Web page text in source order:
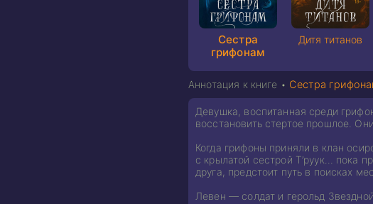
Сестра
грифонам
Дитя титанов
Аннотация к книге • Сестра
Девушка, воспитанная среди
восстановить стертое прошлое.
Когда грифоны приняли в клан
с крылатой сестрой Т’руук… пока
друга, предстоит путь в поисках
Левен — солдат и герольд